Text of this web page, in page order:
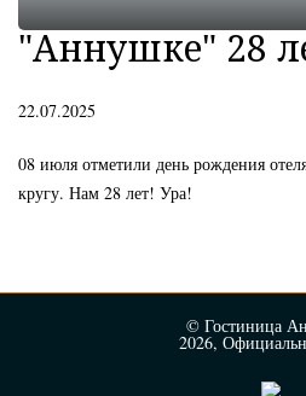
"Аннушке" 28
22.07.2025
08 июля отметили день рождения
кругу. Нам 28 лет! Ура!
© Гостиница
2026,